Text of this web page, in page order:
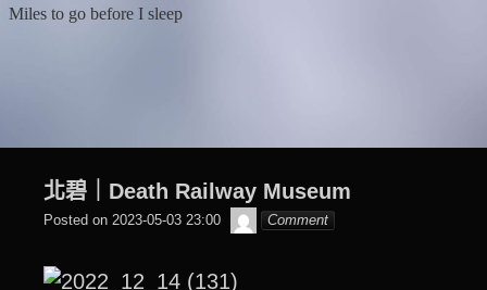
Miles to go before I sleep
北碧｜Death Railway Museum
Posted on 2023-05-03 23:00
๙
翔
Comment